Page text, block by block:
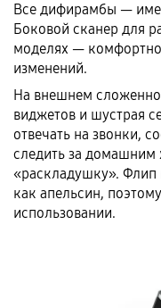
Все дифирамбы —
Боковой сканер для
моделях —
изменений.
На внешнем
виджетов и шустрая
отвечать на звонки,
следить за
«раскладушку». Флип
как апельсин,
использовании.